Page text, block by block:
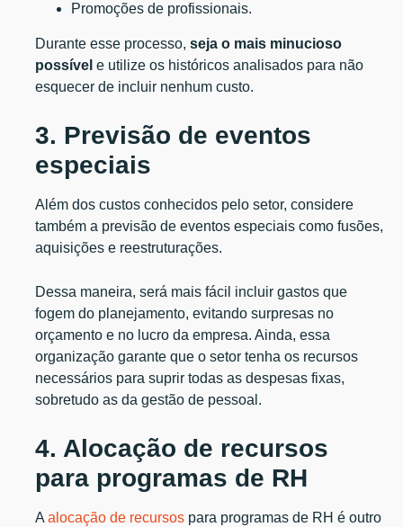
Promoções de profissionais.
Durante esse processo, seja o mais minucioso
possívele utilize os históricos analisados para não
esquecer de incluir nenhum custo.
3. Previsão de eventos
especiais
Além dos custos conhecidos pelo setor, considere
também a previsão de eventos especiais como fusões,
aquisições e reestruturações.
Dessa maneira, será mais fácil incluir gastos que
fogem do planejamento, evitando surpresas no
orçamento e no lucro da empresa. Ainda, essa
organização garante que o setor tenha os recursos
necessários para suprir todas as despesas fixas,
sobretudo as da gestão de pessoal.
4. Alocação de recursos
para programas de RH
Aalocação de recursos para programas de RH é outro